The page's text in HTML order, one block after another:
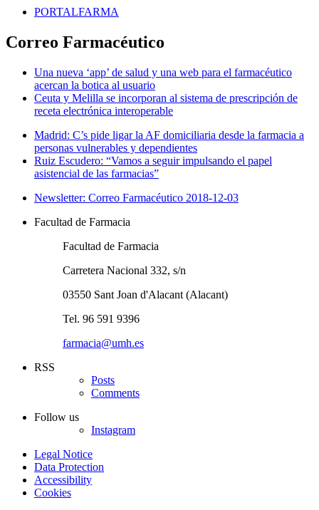
PORTALFARMA
Correo Farmacéutico
Una nueva ‘app’ de salud y una web para el farmacéutico
acercan la botica al usuario
Ceuta y Melilla se incorporan al sistema de prescripción de
receta electrónica interoperable
Madrid: C’s pide ligar la AF domiciliaria desde la farmacia a
personas vulnerables y dependientes
Ruiz Escudero: “Vamos a seguir impulsando el papel
asistencial de las farmacias”
Newsletter: Correo Farmacéutico 2018-12-03
Facultad de Farmacia
Facultad de Farmacia
Carretera Nacional 332, s/n
03550 Sant Joan d'Alacant (Alacant)
Tel. 96 591 9396
farmacia@umh.es
RSS
Posts
Comments
Follow us
Instagram
Legal Notice
Data Protection
Accessibility
Cookies